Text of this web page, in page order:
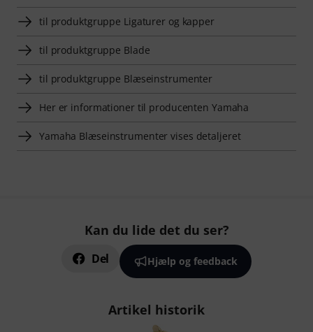
til produktgruppe Ligaturer og kapper
til produktgruppe Blade
til produktgruppe Blæseinstrumenter
Her er informationer til producenten Yamaha
Yamaha Blæseinstrumenter vises detaljeret
Kan du lide det du ser?
Del Hjælp og feedback
Artikel historik